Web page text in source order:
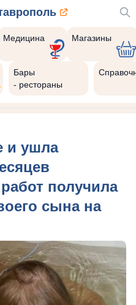
Медицина Магазины
Бары
- рестораны
и ушла
получила
сына на